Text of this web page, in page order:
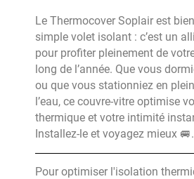
Le Thermocover Soplair est
simple volet isolant : c’est un
pour profiter pleinement de
long de l’année. Que vous
ou que vous stationniez en
l’eau, ce couvre-vitre optimise
thermique et votre intimité
Installez-le et voyagez mieux 🚐.
Pour optimiser l'isolation